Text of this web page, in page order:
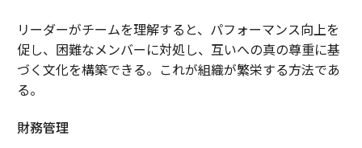
リーダーがチームを理解すると、パフォーマンス向上を
促し、困難なメンバーに対処し、互いへの真の尊重に基
づく文化を構築できる。これが組織が繁栄する方法であ
る。
財務管理